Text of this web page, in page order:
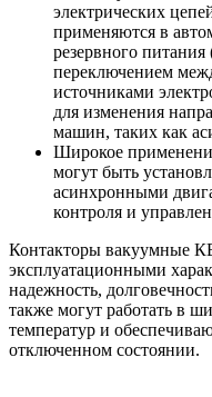
электрических
применяются в
резервного
переключением
источниками
для изменения
машин, таких как
Широкое
могут быть
асинхронными
контроля и
Контакторы вакуумные
эксплуатационными
надежность,
также могут работать в
температур и
отключенном состоянии.